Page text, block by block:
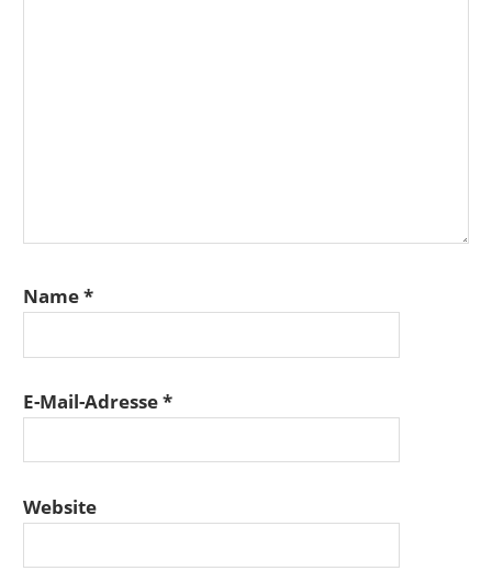
Name*
E-Mail-Adresse*
Website